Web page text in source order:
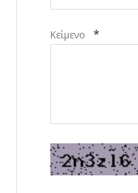
Κείμενο *